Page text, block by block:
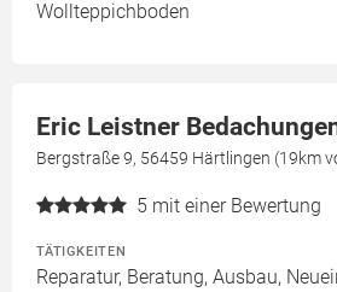
Wollteppichboden
Eric Leistner
Bergstraße 9, 56459 Härtlingen (19km
5 mit einer Bewertung
TÄTIGKEITEN
Reparatur, Beratung, Ausbau,